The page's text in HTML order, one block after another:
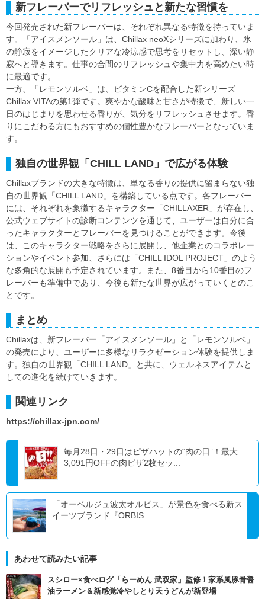
新フレーバーでリフレッシュと新たな習慣を
今回発売された新フレーバーは、それぞれ異なる特徴を持っていま
す。「アイスメンソール」は、Chillax neoXシリーズに加わり、氷
の静寂をイメージしたクリアな冷涼感で思考をリセットし、深い静
寂へと導きます。仕事の合間のリフレッシュや集中力を高めたい時
に最適です。
一方、「レモンソルベ」は、ビタミンCを配合した新シリーズ
Chillax VITAの第1弾です。爽やかな酸味と甘さが特徴で、新しい一
日のはじまりを思わせる香りが、気分をリフレッシュさせます。香
りにこだわる方にもおすすめの個性豊かなフレーバーとなっていま
す。
独自の世界観「CHILL LAND」で広がる体験
Chillaxブランドの大きな特徴は、単なる香りの提供に留まらない独
自の世界観「CHILL LAND」を構築している点です。各フレーバー
には、それぞれを象徴するキャラクター「CHILLAXER」が存在し、
公式ウェブサイトの診断コンテンツを通じて、ユーザーは自分に合
ったキャラクターとフレーバーを見つけることができます。今後
は、このキャラクター戦略をさらに展開し、他企業とのコラボレー
ションやイベント参加、さらには「CHILL IDOL PROJECT」のよう
な多角的な展開も予定されています。また、8番目から10番目のフ
レーバーも準備中であり、今後も新たな世界が広がっていくとのこ
とです。
まとめ
Chillaxは、新フレーバー「アイスメンソール」と「レモンソルベ」
の発売により、ユーザーに多様なリラクゼーション体験を提供しま
す。独自の世界観「CHILL LAND」と共に、ウェルネスアイテムと
しての進化を続けていきます。
関連リンク
https://chillax-jpn.com/
毎月28日・29日はピザハットの“肉の日”！最大
3,091円OFFの肉ピザ2枚セッ...
「オーベルジュ波太オルビス」が景色を食べる新ス
イーツブランド『ORBIS...
あわせて読みたい記事
スシロー×食べログ「らーめん 武双家」監修！家系風豚骨醤
油ラーメン＆新感覚冷やしとり天うどんが新登場